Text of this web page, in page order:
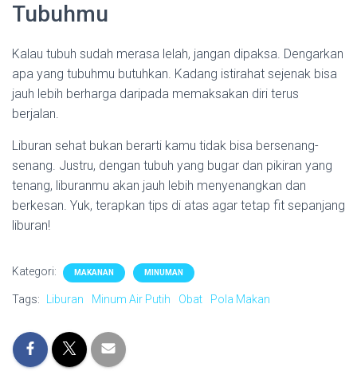
Tubuhmu
Kalau tubuh sudah merasa lelah, jangan dipaksa. Dengarkan
apa yang tubuhmu butuhkan. Kadang istirahat sejenak bisa
jauh lebih berharga daripada memaksakan diri terus
berjalan.
Liburan sehat bukan berarti kamu tidak bisa bersenang-
senang. Justru, dengan tubuh yang bugar dan pikiran yang
tenang, liburanmu akan jauh lebih menyenangkan dan
berkesan. Yuk, terapkan tips di atas agar tetap fit sepanjang
liburan!
Kategori: MAKANAN MINUMAN
Tags: Liburan Minum Air Putih Obat Pola Makan